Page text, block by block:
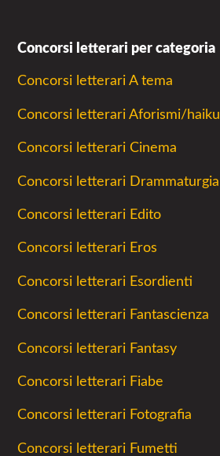
Concorsi letterari per categoria
Concorsi letterari A tema
Concorsi letterari Aforismi/haiku
Concorsi letterari Cinema
Concorsi letterari Drammaturgia
Concorsi letterari Edito
Concorsi letterari Eros
Concorsi letterari Esordienti
Concorsi letterari Fantascienza
Concorsi letterari Fantasy
Concorsi letterari Fiabe
Concorsi letterari Fotografia
Concorsi letterari Fumetti